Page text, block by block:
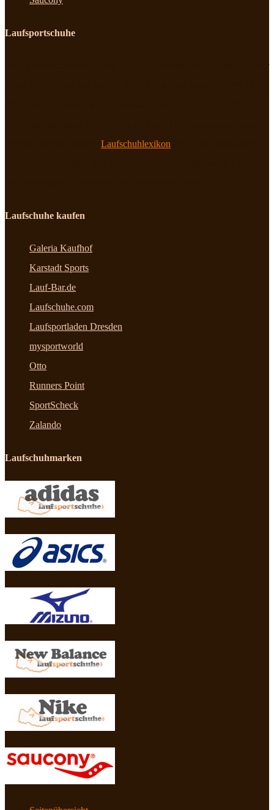
Laufsportschuhe
Laufschuhlexikon
Laufschuhe kaufen
Galeria Kaufhof
Karstadt Sports
Lauf-Bar.de
Laufschuhe.com
Laufsportladen Dresden
mysportworld
Otto
Runners Point
SportScheck
Zalando
Laufschuhmarken